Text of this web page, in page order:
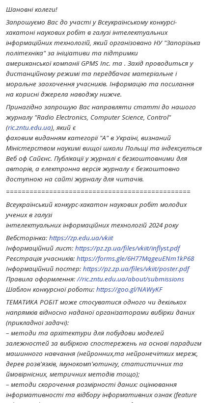
Шановні колеги!
Запрошуємо Вас до участі у Всеукраїнському конкурсі-
хакатоні наукових робіт в галузі інтелектуальних
інформаційних технологій, який організовано НУ "Запорізька
політехніка" за ініціативи та підтримки
американської компанії GPMS Inc. та . Захід проводиться у
дистанційному режимі та передбачає матеріальне і
моральне заохочення учасників. Інформацію та посилання
на корисні джерела наводжу нижче.
Принагідно запрошую Вас направляти статті до нашого
журналу "Radio Electronics, Computer Science, Control"
(ric.zntu.edu.ua), який є
фаховим виданням категорії "А" в Україні, визнаний
Міністерством наукимі вищої школи Польщі та індексується
Веб оф Сайєнс. Публікації у журналі є безкоштовними для
авторів, а електронна версія журналу є безкоштовно
доступною на сайті журналу для читачів.
===============================================
Всеукраїнський конкурс-хакатон наукових робіт молодих
учених в галузі
інтелектуальних інформаційних технологій 2024 року
Вебсторінка: https://zp.edu.ua/vkiit
Інформаційний лист: https://pz.zp.ua/files/vkiit/inflyst.pdf
Реєстрація учасників: https://forms.gle/6H77MqgeuENm1kP68
Інформаційний постер: https://pz.zp.ua/files/vkiit/poster.pdf
Правила оформлення://ric.zntu.edu.ua/about/submissions
Шаблон конкурсної роботи: https://goo.gl/NAWyKF
ТЕМАТИКА РОБІТ може стосуватися одного чи декількох
напрямків відносно наданої організаторами вибірки даних
(прикладної задачі):
– методи та архітектури для побудови моделей
залежностей за вибіркою спостережень на основі парадигм
машинного навчання (нейронних,та нейронечітких мереж,
дерев розв'язків, імунокомп'ютингу, статистичних та
ймовірнісних, метричних методів тощо);
– методи скорочення розмірності даних: оцінювання
інформативності та відбору інформативних ознак (feature